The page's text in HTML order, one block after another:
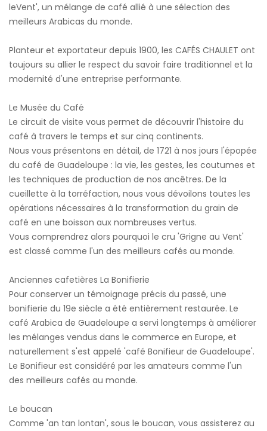
leVent', un mélange de café allié à une sélection des
meilleurs Arabicas du monde.
Planteur et exportateur depuis 1900, les CAFÉS CHAULET ont
toujours su allier le respect du savoir faire traditionnel et la
modernité d'une entreprise performante.
Le Musée du Café
Le circuit de visite vous permet de découvrir l'histoire du
café à travers le temps et sur cinq continents.
Nous vous présentons en détail, de 1721 à nos jours l'épopée
du café de Guadeloupe : la vie, les gestes, les coutumes et
les techniques de production de nos ancêtres. De la
cueillette à la torréfaction, nous vous dévoilons toutes les
opérations nécessaires à la transformation du grain de
café en une boisson aux nombreuses vertus.
Vous comprendrez alors pourquoi le cru 'Grigne au Vent'
est classé comme l'un des meilleurs cafés au monde.
Anciennes cafetières La Bonifierie
Pour conserver un témoignage précis du passé, une
bonifierie du 19e siècle a été entièrement restaurée. Le
café Arabica de Guadeloupe a servi longtemps à améliorer
les mélanges vendus dans le commerce en Europe, et
naturellement s'est appelé 'café Bonifieur de Guadeloupe'.
Le Bonifieur est considéré par les amateurs comme l'un
des meilleurs cafés au monde.
Le boucan
Comme 'an tan lontan', sous le boucan, vous assisterez au